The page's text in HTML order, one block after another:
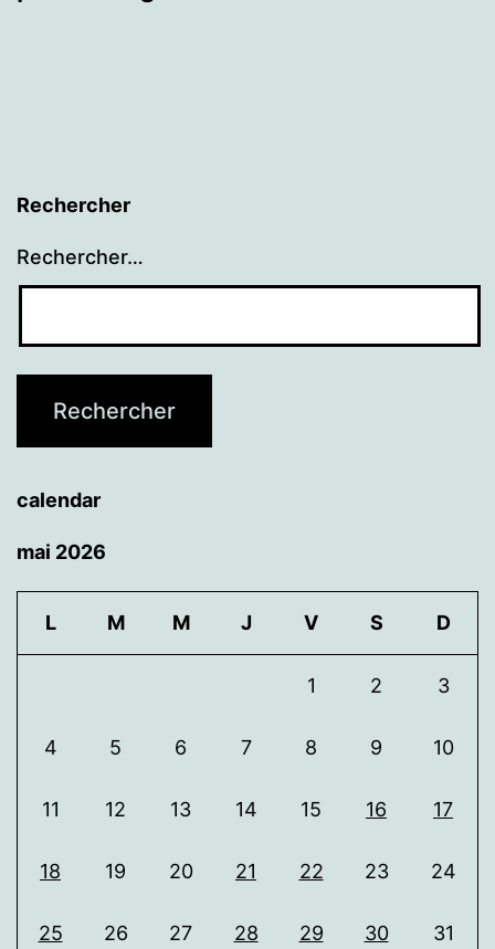
Rechercher
Rechercher…
calendar
mai 2026
L M M J V S D
1 2 3
4 5 6 7 8 9 10
11 12 13 14 15 16 17
18 19 20 21 22 23 24
25 26 27 28 29 30 31